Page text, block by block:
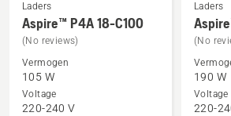
Bekijk
meer
details
over
Aspire™
P4A
Laders
Aspire™ P4A 18-C100
(No reviews)
Vermogen
105 W
Voltage
220-240 V
Bekijk
meer
details
over
Aspire™
P4A
Laders
(No
190 W
Voltage
220-